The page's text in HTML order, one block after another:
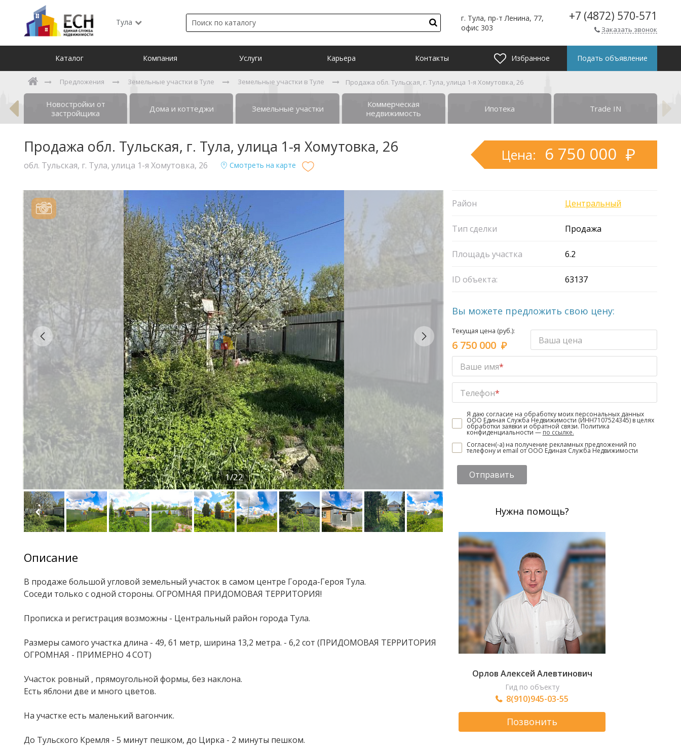
Тула
г. Тула, пр-т Ленина, 77,
офис 303
+7 (4872) 570-571
Заказать звонок
Каталог Компания Услуги Карьера Контакты Избранное Подать объявление
Предложения Земельные участки в Туле Земельные участки в Туле Продажа обл. Тульская, г. Тула, улица 1-я Хомутовка, 26
Новостройки от
застройщика
Дома и коттеджи Земельные участки
Коммерческая
недвижимость
Ипотека Trade IN
Продажа обл. Тульская, г. Тула, улица 1-я Хомутовка, 26
обл. Тульская, г. Тула, улица 1-я Хомутовка, 26 Смотреть на карте
Цена: 6 750 000
1/22
Описание
В продаже большой угловой земельный участок в самом центре Города-Героя Тула.
Соседи только с одной стороны. ОГРОМНАЯ ПРИДОМОВАЯ ТЕРРИТОРИЯ!
Прописка и регистрация возможны - Центральный район города Тула.
Размеры самого участка длина - 49, 61 метр, ширина 13,2 метра. - 6,2 сот (ПРИДОМОВАЯ ТЕРРИТОРИЯ
ОГРОМНАЯ - ПРИМЕРНО 4 СОТ)
Участок ровный , прямоугольной формы, без наклона.
Есть яблони две и много цветов.
На участке есть маленький вагончик.
До Тульского Кремля - 5 минут пешком, до Цирка - 2 минуты пешком.
Район Центральный
Тип сделки Продажа
Площадь участка 6.2
ID объекта: 63137
Вы можете предложить свою цену:
Текущая цена (руб.):
6 750 000 Ваша цена
Ваше имя*
Телефон*
Я даю согласие на обработку моих персональных данных
ООО Единая Служба Недвижимости (ИНН7107524345) в целях
обработки заявки и обратной связи. Политика
конфиденциальности — по ссылке.
Согласен(-а) на получение рекламных предложений по
телефону и email от ООО Единая Служба Недвижимости
Отправить
Нужна помощь?
Орлов Алексей Алевтинович
Гид по объекту
8(910)945-03-55
Позвонить